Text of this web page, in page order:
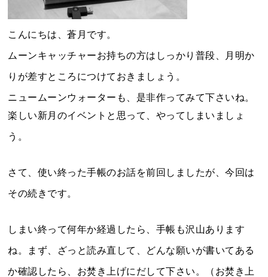
こんにちは、蒼月です。
ムーンキャッチャーお持ちの方はしっかり普段、月明か
りが差すところにつけておきましょう。
ニュームーンウォーターも、是非作ってみて下さいね。
楽しい新月のイベントと思って、やってしまいましょ
う。
さて、使い終った手帳のお話を前回しましたが、今回は
その続きです。
しまい終って何年か経過したら、手帳も沢山あります
ね。まず、ざっと読み直して、どんな願いが書いてある
か確認したら、お焚き上げにだして下さい。（お焚き上